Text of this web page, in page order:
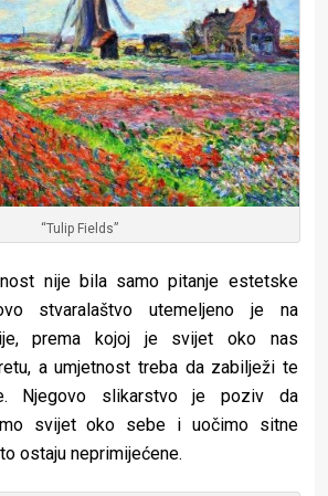
“Tulip Fields”
nije bila samo pitanje estetske
stvaralaštvo utemeljeno je na
prema kojoj je svijet oko nas
a umjetnost treba da zabilježi te
Njegovo slikarstvo je poziv da
svijet oko sebe i uočimo sitne
ostaju neprimijećene.